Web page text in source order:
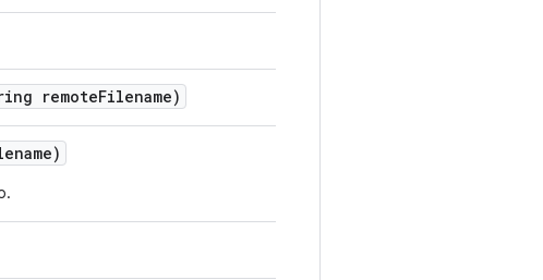
remoteFilename)